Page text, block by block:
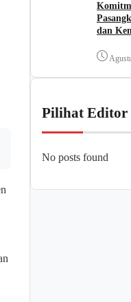
dan
Pilihat Editor
No posts found